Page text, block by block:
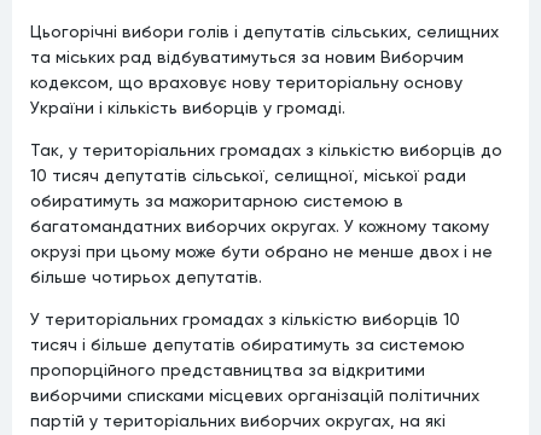
Цьогорічні вибори голів і депутатів сільських, селищних
та міських рад відбуватимуться за новим Виборчим
кодексом, що враховує нову територіальну основу
України і кількість виборців у громаді.
Так, у територіальних громадах з кількістю виборців до
10 тисяч депутатів сільської, селищної, міської ради
обиратимуть за мажоритарною системою в
багатомандатних виборчих округах. У кожному такому
окрузі при цьому може бути обрано не менше двох і не
більше чотирьох депутатів.
У територіальних громадах з кількістю виборців 10
тисяч і більше депутатів обиратимуть за системою
пропорційного представництва за відкритими
виборчими списками місцевих організацій політичних
партій у територіальних виборчих округах, на які